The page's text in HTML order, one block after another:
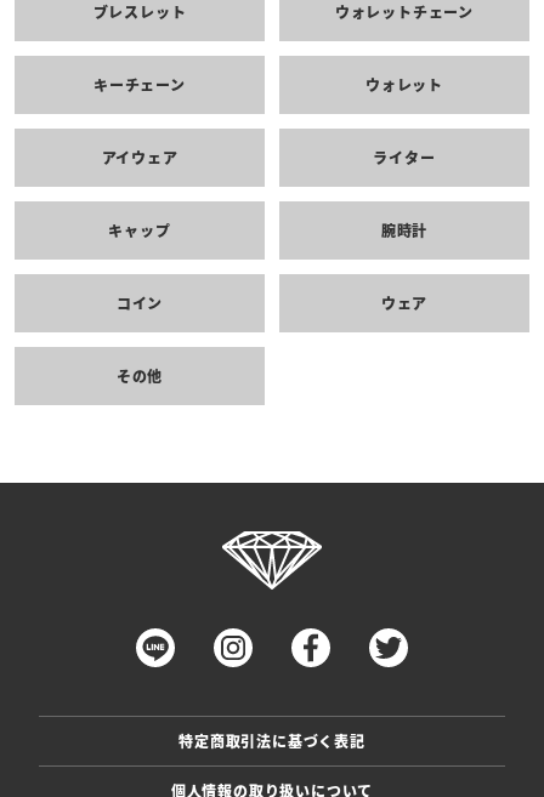
ブレスレット ウォレットチェーン
キーチェーン ウォレット
アイウェア ライター
キャップ 腕時計
コイン ウェア
その他
特定商取引法に基づく表記
個人情報の取り扱いについて